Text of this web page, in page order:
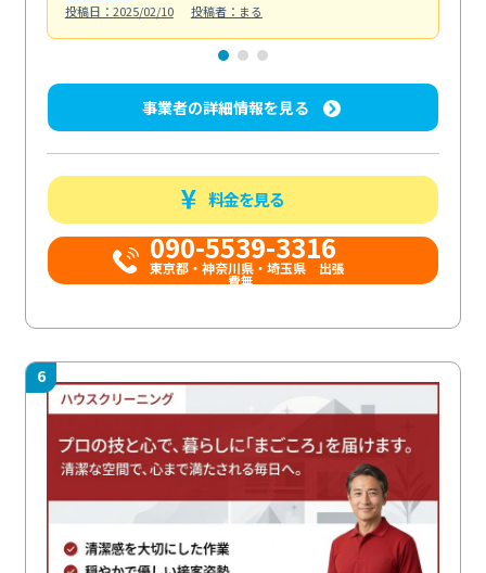
投稿日：2025/02/10
投稿者：まる
事業者の詳細情報を見る
料金を見る
090-5539-3316
​東京都・神奈川県・埼玉県 出張
費無...
6